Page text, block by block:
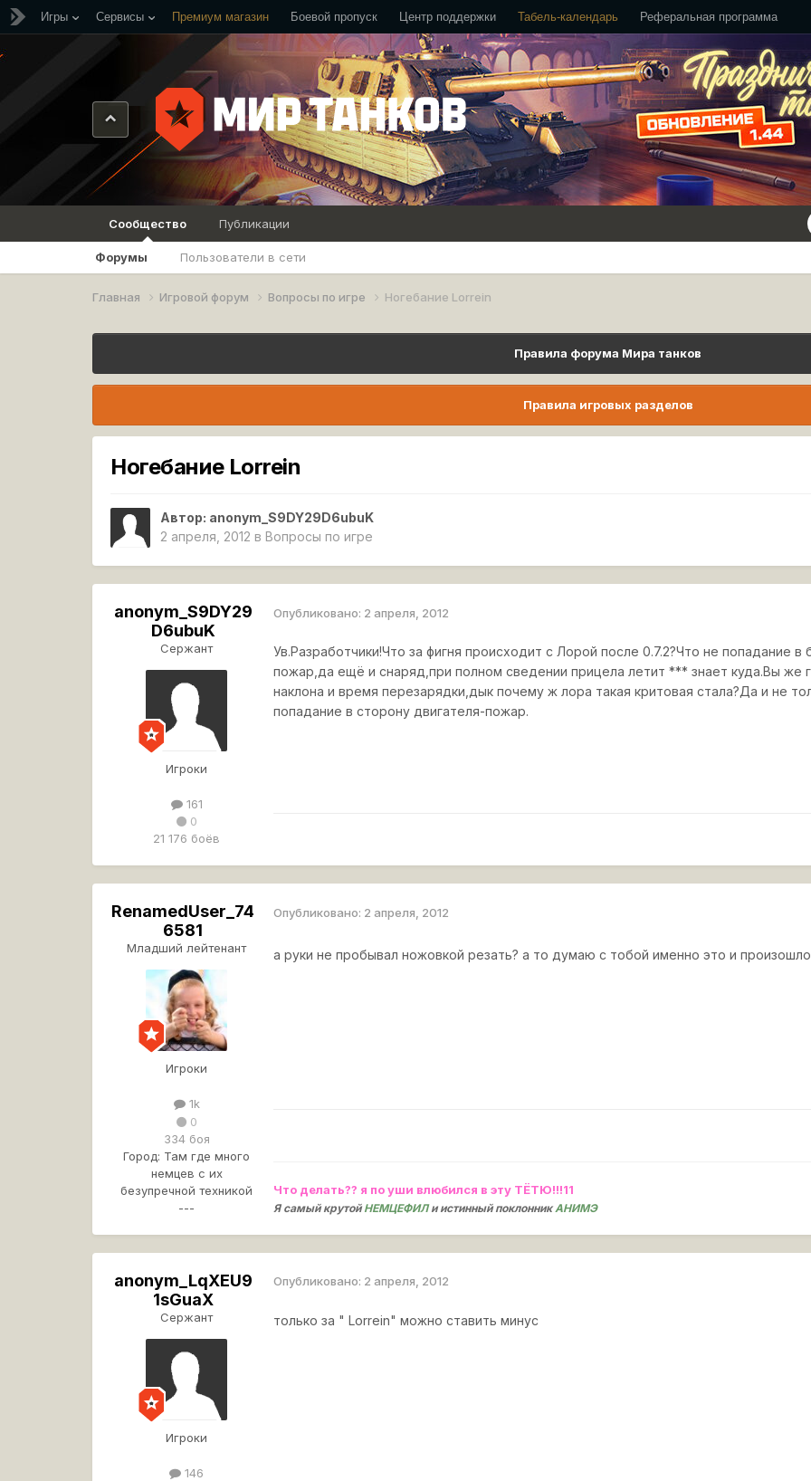
Игры Сервисы Премиум магазин Боевой пропуск Центр поддержки Табель-календарь Реферальная программа
Сообщество
Форумы Пользователи в сети
Публикации
Главная Игровой форум Вопросы по игре Ногебание Lorrein
Правила форума Мира танков
Правила игровых разделов
Ногебание Lorrein
Автор: anonym_S9DY29D6ubuK
2 апреля, 2012 в Вопросы по игре
anonym_S9DY29
D6ubuK
Сержант
Игроки
161
0
21 176 боёв
Опубликовано: 2 апреля, 2012
Ув.Разработчики!Что за фигня происходит с Лорой после 0.7.2?Что не попадание
пожар,да ещё и снаряд,при полном сведении прицела летит *** знает куда.Вы же
наклона и время перезарядки,дык почему ж лора такая критовая стала?Да и не
попадание в сторону двигателя-пожар.
RenamedUser_74
6581
Младший лейтенант
Игроки
1k
0
334 боя
Город: Там где много
немцев с их
безупречной техникой
---
Опубликовано: 2 апреля, 2012
а руки не пробывал ножовкой резать? а то думаю с тобой именно это и
Что делать?? я по уши влюбился в эту ТЁТЮ!!!11
Я самый крутойНЕМЦЕФИЛи истинный поклонникАНИМЭ
anonym_LqXEU9
1sGuaX
Сержант
Игроки
146
Опубликовано: 2 апреля, 2012
только за " Lorrein" можно ставить минус